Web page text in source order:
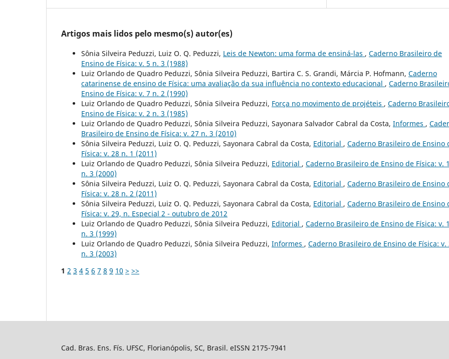
Artigos mais lidos pelo mesmo(s) autor(es)
Sônia Silveira Peduzzi, Luiz O. Q. Peduzzi, Leis de Newton: uma forma de ensiná-las , Caderno Brasileiro de
Ensino de Física: v. 5 n. 3 (1988)
Luiz Orlando de Quadro Peduzzi, Sônia Silveira Peduzzi, Bartira C. S. Grandi, Márcia P. Hofmann, Caderno
catarinense de ensino de Física: uma avaliação da sua influência no contexto educacional , Caderno
Ensino de Física: v. 7 n. 2 (1990)
Luiz Orlando de Quadro Peduzzi, Sônia Silveira Peduzzi, Força no movimento de projéteis , Caderno
Ensino de Física: v. 2 n. 3 (1985)
Luiz Orlando de Quadro Peduzzi, Sônia Silveira Peduzzi, Sayonara Salvador Cabral da Costa, Informes ,
Brasileiro de Ensino de Física: v. 27 n. 3 (2010)
Sônia Silveira Peduzzi, Luiz O. Q. Peduzzi, Sayonara Cabral da Costa, Editorial , Caderno Brasileiro de Ensino
Física: v. 28 n. 1 (2011)
Luiz Orlando de Quadro Peduzzi, Sônia Silveira Peduzzi, Editorial , Caderno Brasileiro de Ensino de Física: v.
n. 3 (2000)
Sônia Silveira Peduzzi, Luiz O. Q. Peduzzi, Sayonara Cabral da Costa, Editorial , Caderno Brasileiro de Ensino
Física: v. 28 n. 2 (2011)
Sônia Silveira Peduzzi, Luiz O. Q. Peduzzi, Sayonara Cabral da Costa, Editorial , Caderno Brasileiro de Ensino
Física: v. 29, n. Especial 2 - outubro de 2012
Luiz Orlando de Quadro Peduzzi, Sônia Silveira Peduzzi, Editorial , Caderno Brasileiro de Ensino de Física: v.
n. 3 (1999)
Luiz Orlando de Quadro Peduzzi, Sônia Silveira Peduzzi, Informes , Caderno Brasileiro de Ensino de Física: v.
n. 3 (2003)
1 2 3 4 5 6 7 8 9 10 > >>
Cad. Bras. Ens. Fís. UFSC, Florianópolis, SC, Brasil. eISSN 2175-7941